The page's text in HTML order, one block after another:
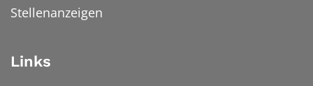
Stellenanzeigen
Links